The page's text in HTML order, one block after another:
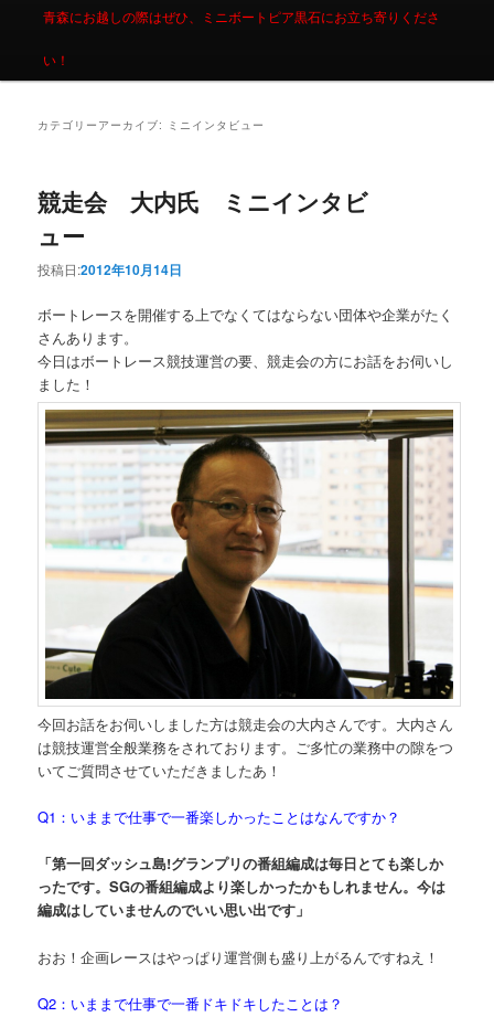
青森にお越しの際はぜひ、ミニボートピア黒石にお立ち寄りくださ
い！
カテゴリーアーカイブ: ミニインタビュー
競走会 大内氏 ミニインタビ
ュー
投稿日:2012年10月14日
ボートレースを開催する上でなくてはならない団体や企業がたく
さんあります。
今日はボートレース競技運営の要、競走会の方にお話をお伺いし
ました！
今回お話をお伺いしました方は競走会の大内さんです。大内さん
は競技運営全般業務をされております。ご多忙の業務中の隙をつ
いてご質問させていただきましたあ！
Q1：いままで仕事で一番楽しかったことはなんですか？
「第一回ダッシュ島!グランプリの番組編成は毎日とても楽しか
ったです。SGの番組編成より楽しかったかもしれません。今は
編成はしていませんのでいい思い出です」
おお！企画レースはやっぱり運営側も盛り上がるんですねえ！
Q2：いままで仕事で一番ドキドキしたことは？